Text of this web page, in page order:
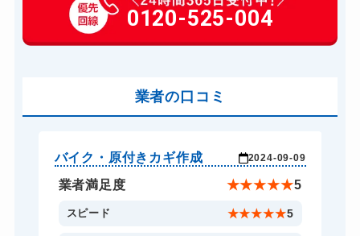
玄関カギ作成 1,000円～(税込) ...
玄関カギ交換 10,000円～(税込)
バイクカギ開け
スーツケースカギ開け 8,800円～(税込)
金庫カギ開け 11,000円～(税込)
ロッカーカギ開け 8,800円～(税込)
0120-525-004
業者の口コミ
バイク・原付きカギ作成 2024-09-09
業者満足度 ★★★★★5
スピード ★★★★★5